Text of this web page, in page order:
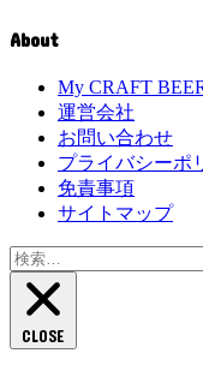
About
My CRAFT
運営会社
お問い合わせ
プライバシーポ
免責事項
サイトマップ
検
索:
CLOSE